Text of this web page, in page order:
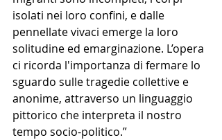
isolati nei loro confini, e dalle
pennellate vivaci emerge la loro
solitudine ed emarginazione. L’opera
ci ricorda l'importanza di fermare lo
sguardo sulle tragedie collettive e
anonime, attraverso un linguaggio
pittorico che interpreta il nostro
tempo socio-politico.”